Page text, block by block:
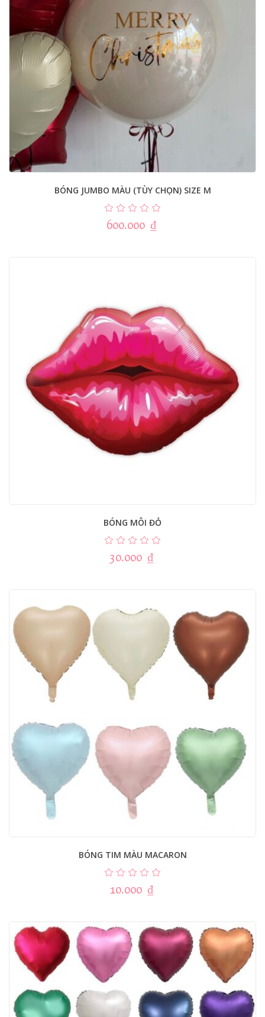
BÓNG JUMBO MÀU (TÙY CHỌN) SIZE M
600.000 ₫
BÓNG MÔI ĐỎ
30.000 ₫
BÓNG TIM MÀU MACARON
10.000 ₫